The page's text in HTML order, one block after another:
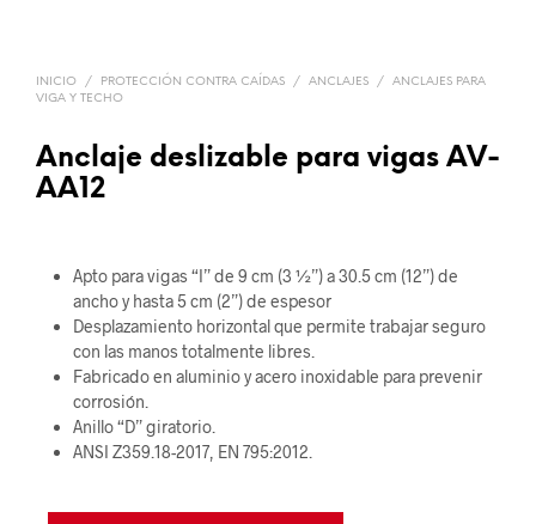
INICIO / PROTECCIÓN CONTRA CAÍDAS / ANCLAJES /
ANCLAJES PARA
VIGA Y TECHO
Anclaje deslizable para vigas AV-
AA12
Apto para vigas “I” de 9 cm (3 ½”) a 30.5 cm (12”) de
ancho y hasta 5 cm (2”) de espesor
Desplazamiento horizontal que permite trabajar seguro
con las manos totalmente libres.
Fabricado en aluminio y acero inoxidable para prevenir
corrosión.
Anillo “D” giratorio.
ANSI Z359.18-2017, EN 795:2012.